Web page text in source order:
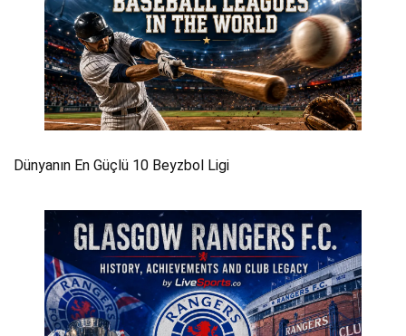
Dünyanın En Güçlü 10 Beyzbol Ligi